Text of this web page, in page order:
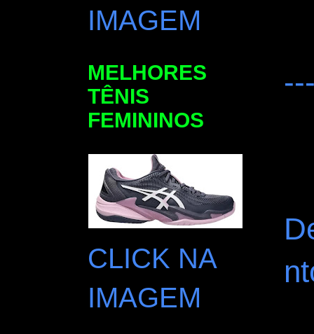
IMAGEM
MELHORES
TÊNIS
FEMININOS
CLICK NA
IMAGEM